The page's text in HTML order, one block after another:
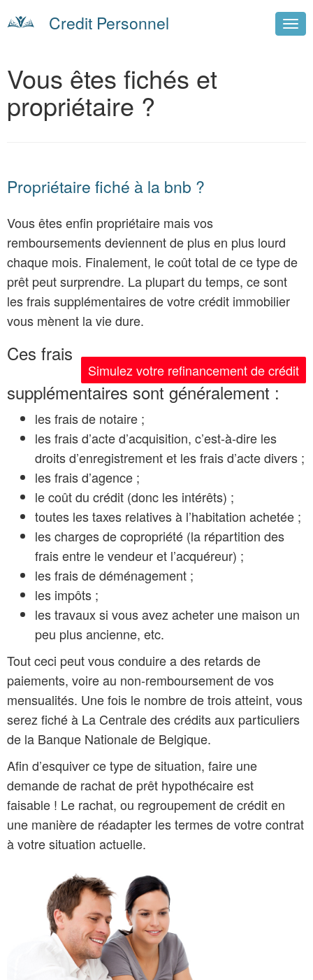
Credit Personnel
Vous êtes fichés et
propriétaire ?
Propriétaire fiché à la bnb ?
Vous êtes enfin propriétaire mais vos
remboursements deviennent de plus en plus lourd
chaque mois. Finalement, le coût total de ce type de
prêt peut surprendre. La plupart du temps, ce sont
les frais supplémentaires de votre crédit immobilier
vous mènent la vie dure.
Simulez votre refinancement de crédit
Ces frais
supplémentaires sont généralement :
les frais de notaire ;
les frais d’acte d’acquisition, c’est-à-dire les
droits d’enregistrement et les frais d’acte divers ;
les frais d’agence ;
le coût du crédit (donc les intérêts) ;
toutes les taxes relatives à l’habitation achetée ;
les charges de copropriété (la répartition des
frais entre le vendeur et l’acquéreur) ;
les frais de déménagement ;
les impôts ;
les travaux si vous avez acheter une maison un
peu plus ancienne, etc.
Tout ceci peut vous conduire a des retards de
paiements, voire au non-remboursement de vos
mensualités. Une fois le nombre de trois atteint, vous
serez fiché à La Centrale des crédits aux particuliers
de la Banque Nationale de Belgique.
Afin d’esquiver ce type de situation, faire une
demande de rachat de prêt hypothécaire est
faisable ! Le rachat, ou regroupement de crédit en
une manière de réadapter les termes de votre contrat
à votre situation actuelle.